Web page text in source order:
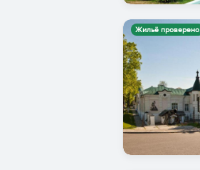
Жильё проверено